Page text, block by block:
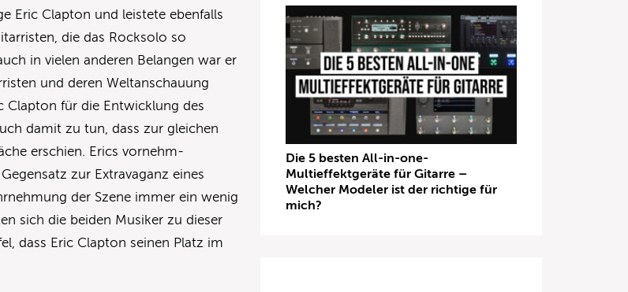
Eric Clapton und leistete ebenfalls
die das Rocksolo so
in vielen anderen Belangen war er
und deren Weltanschauung
Clapton für die Entwicklung des
damit zu tun, dass zur gleichen
erschien. Erics vornehm-
zur Extravaganz eines
der Szene immer ein wenig
sich die beiden Musiker zu dieser
dass Eric Clapton seinen Platz im
Die 5 besten All-in-one-
Multieffektgeräte für Gitarre –
Welcher Modeler ist der richtige für
mich?